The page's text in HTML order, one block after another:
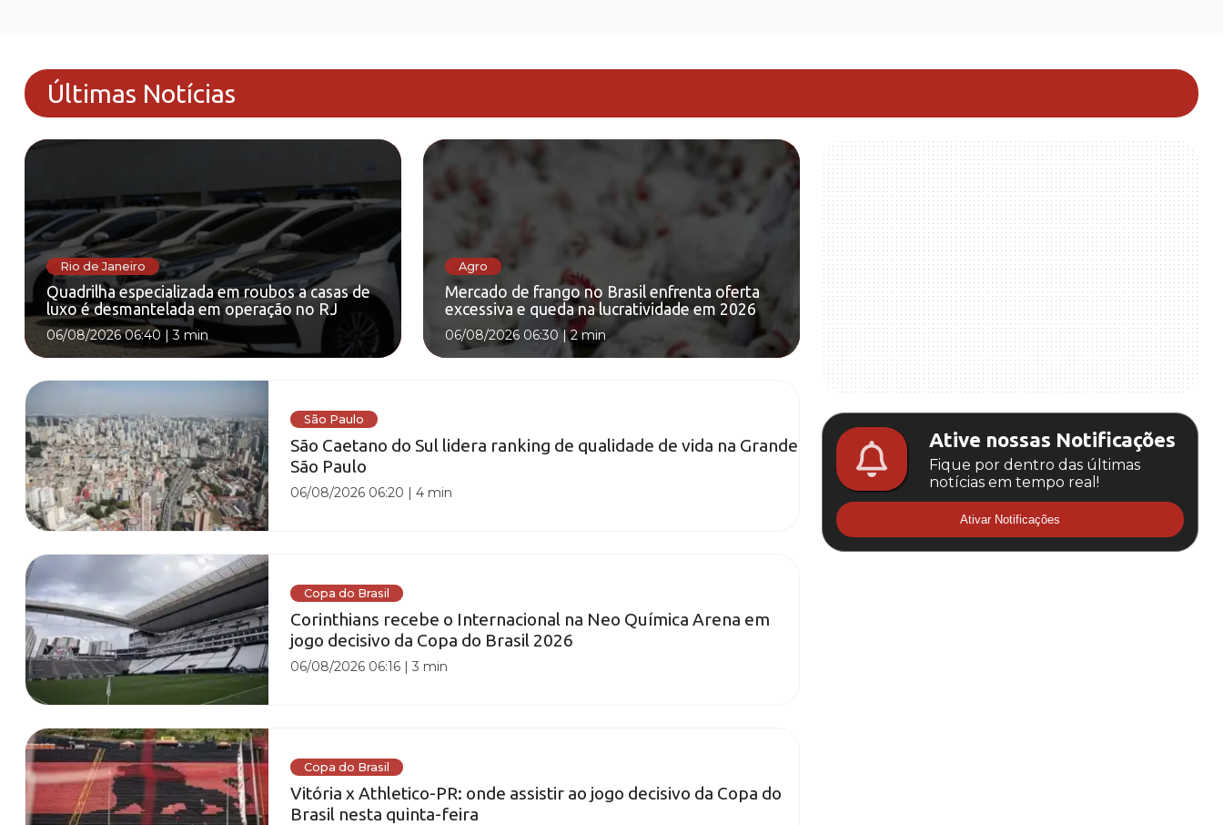
Últimas Notícias
Rio de Janeiro
Quadrilha especializada em roubos a casas de
luxo é desmantelada em operação no RJ
06/08/2026 06:40 |3 min
Agro
Mercado de frango no Brasil enfrenta oferta
excessiva e queda na lucratividade em 2026
06/08/2026 06:30 |2 min
São Paulo
São Caetano do Sul lidera ranking de qualidade de vida na Grande
São Paulo
06/08/2026 06:20 |4 min
Copa do Brasil
Corinthians recebe o Internacional na Neo Química Arena em
jogo decisivo da Copa do Brasil 2026
06/08/2026 06:16 |3 min
Copa do Brasil
Vitória x Athletico-PR: onde assistir ao jogo decisivo da Copa do
Brasil nesta quinta-feira
Ative nossas Notificações
Fique por dentro das últimas
notícias em tempo real!
Ativar Notificações